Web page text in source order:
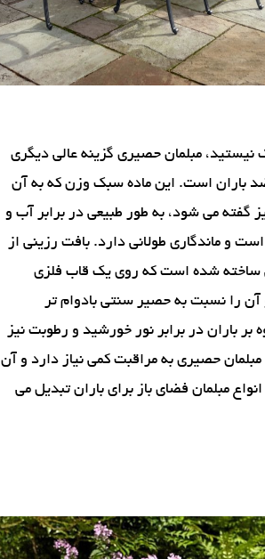
نیستید، مبلمان حصیری گزینه عالی دیگری
ضد باران است. این ماده سبک وزن که به آن
گفته می شود، به طور طبیعی در برابر آب و
و ماندگاری طولانی دارد. بافت رزینی از
ساخته شده است که روی یک قاب فلزی
را نسبت به حصیر سنتی بادوام تر
بر باران در برابر نور خورشید و رطوبت نیز
مبلمان حصیری به مراقبت کمی نیاز دارد و آن
مبلمان فضای باز برای باران تبدیل می